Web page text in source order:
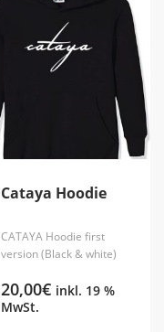
Cataya Hoodie
CATAYA Hoodie first
version (Black & white)
20,00€ inkl. 19 %
MwSt.